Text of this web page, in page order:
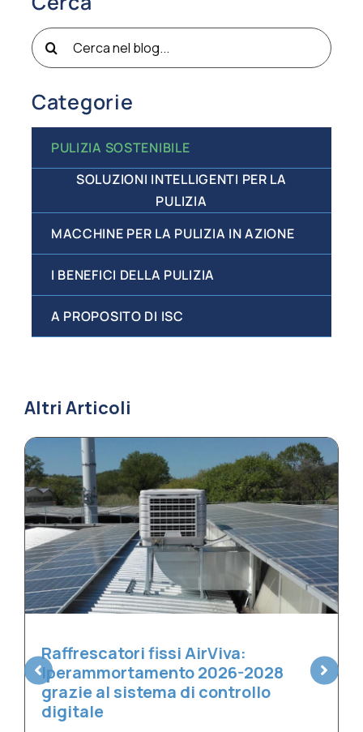
Cerca
per:
Categorie
PULIZIA SOSTENIBILE
SOLUZIONI INTELLIGENTI PER LA
PULIZIA
MACCHINE PER LA PULIZIA IN AZIONE
I BENEFICI DELLA PULIZIA
A PROPOSITO DI ISC
Altri Articoli
Scale mobili poco utilizzate in
estate? È il momento giusto per
pulirle a fondo
L'estate, con i centri commerciali e le